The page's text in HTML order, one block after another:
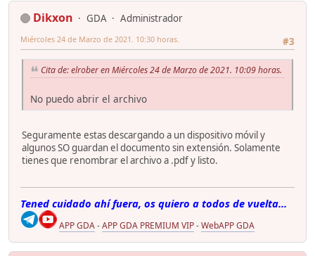
Dikxon GDA
Administrador
#3
Miércoles 24 de Marzo de 2021. 10:30 horas.
Cita de: elrober en Miércoles 24 de Marzo de 2021. 10:09 horas.
No puedo abrir el archivo
Seguramente estas descargando a un dispositivo móvil y
algunos SO guardan el documento sin extensión. Solamente
tienes que renombrar el archivo a .pdf y listo.
Tened cuidado ahí fuera, os quiero a todos de vuelta...
APP GDA-APP GDA PREMIUM VIP-WebAPP GDA